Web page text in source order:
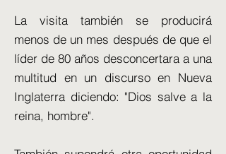
La visita también se producirá
menos de un mes después de que el
líder de 80 años desconcertara a una
multitud en un discurso en Nueva
Inglaterra diciendo: "Dios salve a la
reina, hombre".